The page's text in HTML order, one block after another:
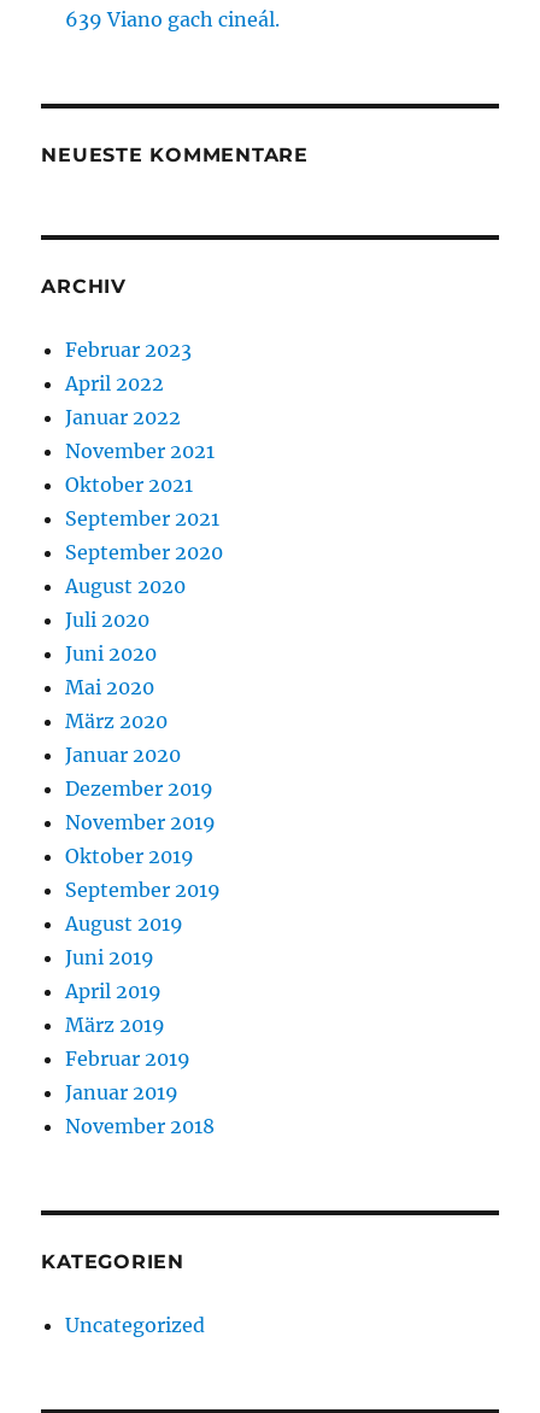
639 Viano gach cineál.
NEUESTE KOMMENTARE
ARCHIV
Februar 2023
April 2022
Januar 2022
November 2021
Oktober 2021
September 2021
September 2020
August 2020
Juli 2020
Juni 2020
Mai 2020
März 2020
Januar 2020
Dezember 2019
November 2019
Oktober 2019
September 2019
August 2019
Juni 2019
April 2019
März 2019
Februar 2019
Januar 2019
November 2018
KATEGORIEN
Uncategorized